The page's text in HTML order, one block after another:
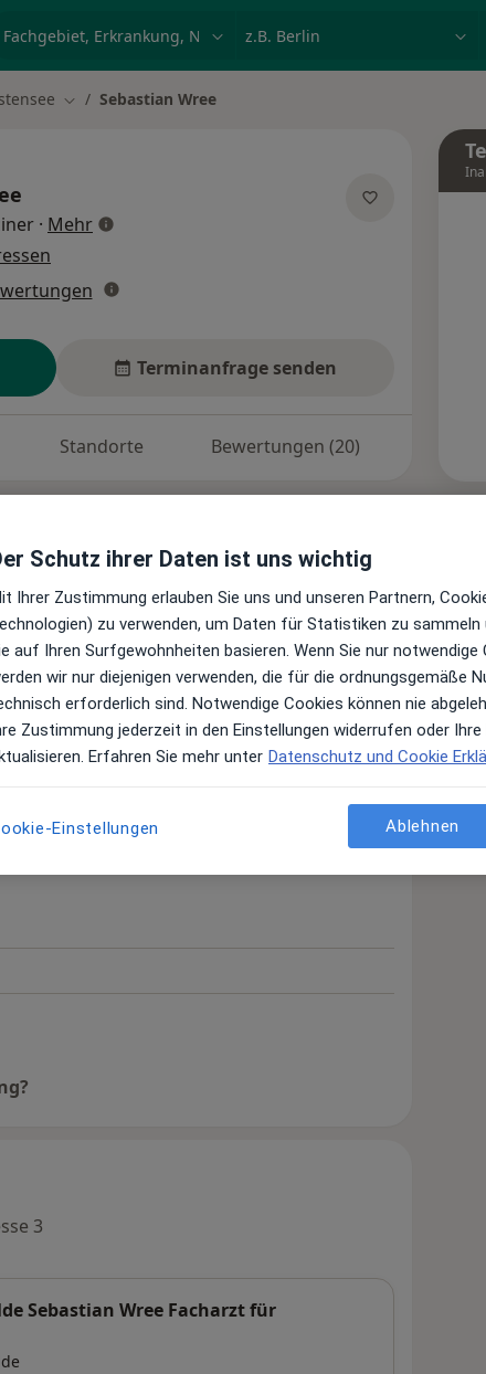
Stadt ändern
Sebastian Wree
· Mehrüber Spezialisierungen
Terminanfrage senden
Standorte Bewertungen (20)
anzeigen
über Erfahrungen
3
Sebastian Wree Facharzt für
Schutz ihrer Daten ist uns wichtig
Ihrer Zustimmung erlauben Sie uns und unseren Partnern,
zu verwenden, um Daten für Statistiken zu sammeln
auf Ihren Surfgewohnheiten basieren. Wenn Sie nur notwendige
wir nur diejenigen verwenden, die für die ordnungsgemäße
erforderlich sind. Notwendige Cookies können nie
Zustimmung jederzeit in den Einstellungen widerrufen oder
Erfahren Sie mehr unter Datenschutz und Cookie
Einstellungen Ablehnen